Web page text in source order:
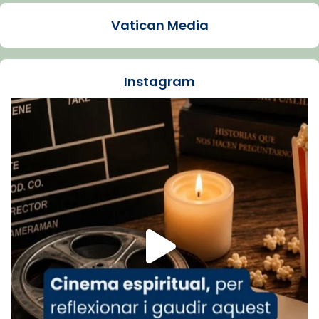
La Carmina va patir depressió. Fa gairebé
dos mesos, a l'Estadi Lluís Companys, la
Recupera l'entrevista comp
Vatican
tican News 👇
www.vaticannews.va/es/iglesia/news/2026-
07/carmina-historia-depresion-papa-viaje-
espana-testimoni...
Foto
View on Facebook · Share
Arquebisbat de Barcelona
2 weeks ago
Vatican Media
Instagram